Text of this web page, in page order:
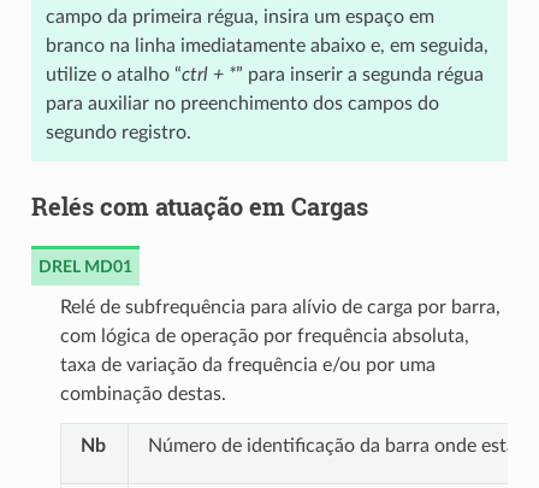
campo da primeira régua, insira um espaço em
branco na linha imediatamente abaixo e, em seguida,
utilize o atalho “ctrl + *” para inserir a segunda régua
para auxiliar no preenchimento dos campos do
segundo registro.
Relés com atuação em Cargas
DREL MD01
Relé de subfrequência para alívio de carga por barra,
com lógica de operação por frequência absoluta,
taxa de variação da frequência e/ou por uma
combinação destas.
Nb Número de identificação da barra onde está